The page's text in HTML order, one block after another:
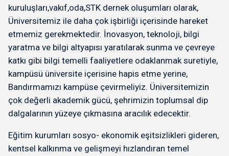
kuruluşları,vakıf,oda,STK dernek oluşumları olarak,
Üniversitemiz ile daha çok işbirliği içerisinde hareket
etmemiz gerekmektedir. İnovasyon, teknoloji, bilgi
yaratma ve bilgi altyapısı yaratılarak sunma ve çevreye
katkı gibi bilgi temelli faaliyetlere odaklanmak suretiyle,
kampüsü üniversite içerisine hapis etme yerine,
Bandırmamızı kampüse çevirmeliyiz. Üniversitemizin
çok değerli akademik gücü, şehrimizin toplumsal dip
dalgalarının yüzeye çıkmasına aracılık edecektir.
Eğitim kurumları sosyo- ekonomik eşitsizlikleri gideren,
kentsel kalkınma ve gelişmeyi hızlandıran temel